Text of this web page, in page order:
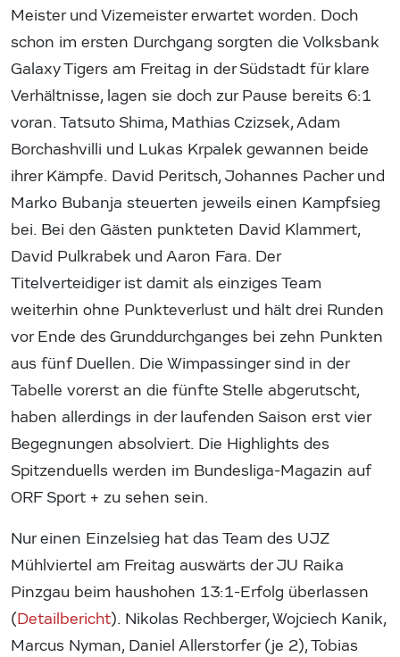
Meister und Vizemeister erwartet worden. Doch
schon im ersten Durchgang sorgten die Volksbank
Galaxy Tigers am Freitag in der Südstadt für klare
Verhältnisse, lagen sie doch zur Pause bereits 6:1
voran. Tatsuto Shima, Mathias Czizsek, Adam
Borchashvilli und Lukas Krpalek gewannen beide
ihrer Kämpfe. David Peritsch, Johannes Pacher und
Marko Bubanja steuerten jeweils einen Kampfsieg
bei. Bei den Gästen punkteten David Klammert,
David Pulkrabek und Aaron Fara. Der
Titelverteidiger ist damit als einziges Team
weiterhin ohne Punkteverlust und hält drei Runden
vor Ende des Grunddurchganges bei zehn Punkten
aus fünf Duellen. Die Wimpassinger sind in der
Tabelle vorerst an die fünfte Stelle abgerutscht,
haben allerdings in der laufenden Saison erst vier
Begegnungen absolviert. Die Highlights des
Spitzenduells werden im Bundesliga-Magazin auf
ORF Sport + zu sehen sein.
Nur einen Einzelsieg hat das Team des UJZ
Mühlviertel am Freitag auswärts der JU Raika
Pinzgau beim haushohen 13:1-Erfolg überlassen
(Detailbericht). Nikolas Rechberger, Wojciech Kanik,
Marcus Nyman, Daniel Allerstorfer (je 2), Tobias